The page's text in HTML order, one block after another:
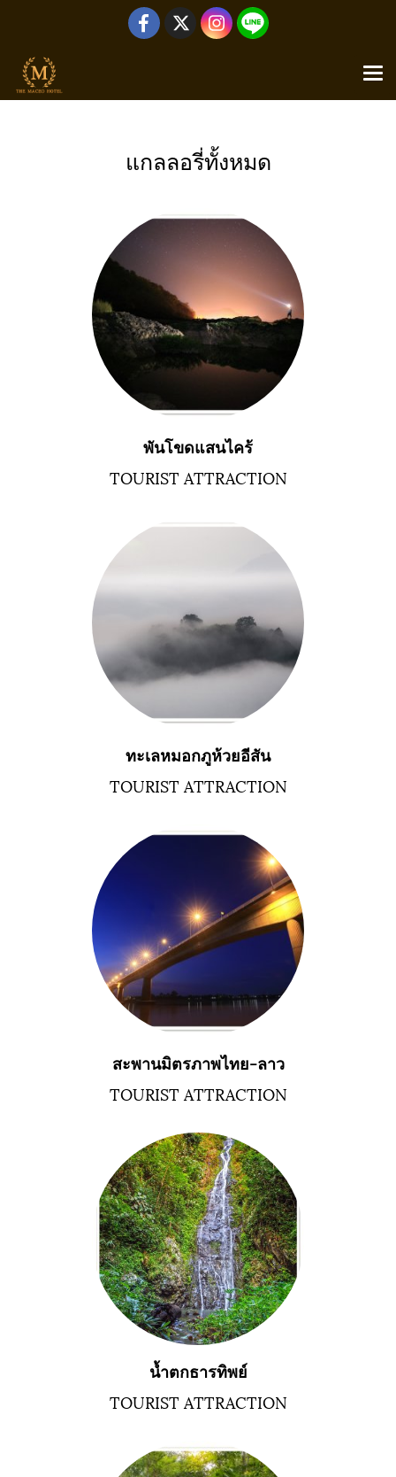
แกลลอรี่ทั้งหมด
พันโขดแสนไคร้
TOURIST ATTRACTION
ทะเลหมอกภูห้วยอีสัน
TOURIST ATTRACTION
สะพานมิตรภาพไทย-ลาว
TOURIST ATTRACTION
น้ำตกธารทิพย์
TOURIST ATTRACTION